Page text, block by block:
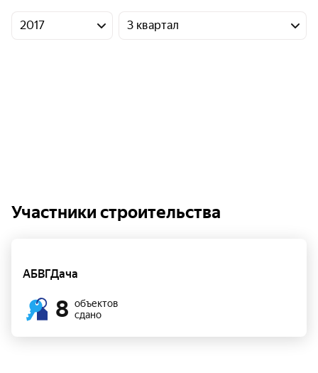
2017 3 квартал
Участники строительства
АБВГДача
8 объектов
сдано